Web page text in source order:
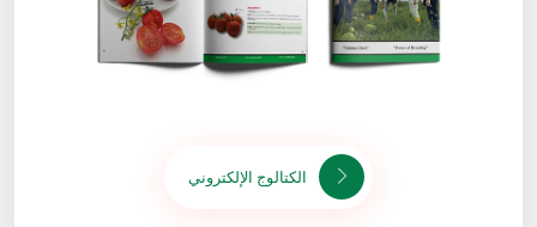
الكتالوج الإلكتروني